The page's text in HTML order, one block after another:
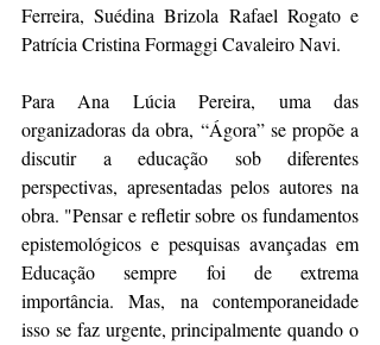
Ferreira, Suédina Brizola Rafael Rogato e
Patrícia Cristina Formaggi Cavaleiro Navi.
Para Ana Lúcia Pereira, uma das
organizadoras da obra, “Ágora” se propõe a
discutir a educação sob diferentes
perspectivas, apresentadas pelos autores na
obra. "Pensar e refletir sobre os fundamentos
epistemológicos e pesquisas avançadas em
Educação sempre foi de extrema
importância. Mas, na contemporaneidade
isso se faz urgente, principalmente quando o